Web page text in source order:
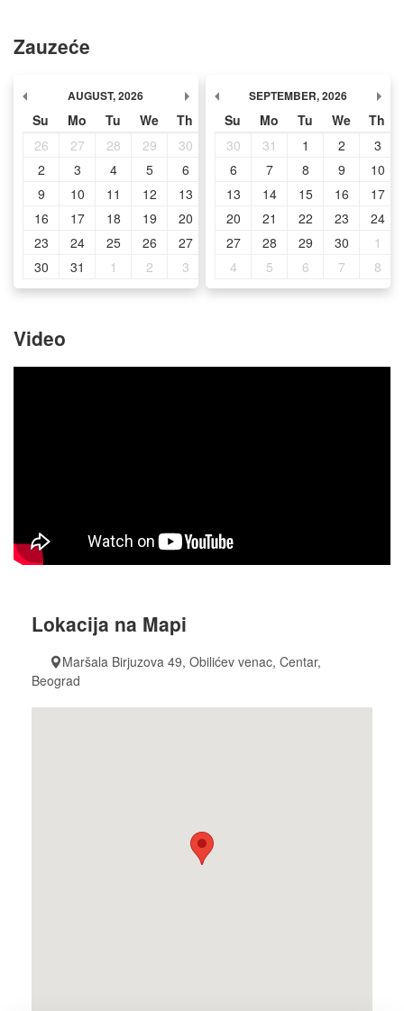
Zauzeće
AUGUST,2026
Su Mo Tu We Th Fr
Sa
26
27 28 29 30 31
2
3 4 5 6
9
10 11 12 13 14
15
16
17 18 19 20 21
22
23
24 25 26 27 28
29
30
31 1 2 3
SEPTEMBER,2026
Su Mo Tu We
Th
30
31 1 2
3
6
7 8 9
10
13
14 15 16
17
20
21 22 23
24
27
28 29 30
1
4
5 6 7 8
Video
Lokacija na Mapi
Maršala Birjuzova 49, Obilićev venac, Centar,
Beograd